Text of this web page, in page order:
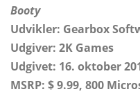
Booty
Udvikler: Gearbox
Udgiver: 2K Games
Udgivet: 16. oktober
MSRP: $ 9.99, 800